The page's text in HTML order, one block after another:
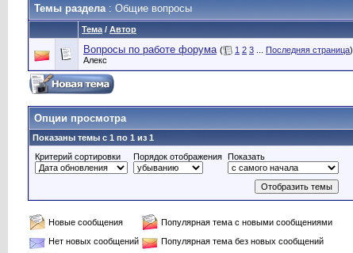
Темы раздела: Общие вопросы
Тема / Автор
Вопросы по работе форума ( 1 2 3 Последняя страница)
Алекс
Опции просмотра
Показаны темы с 1 по 1 из 1
Критерий сортировки
Порядок отображения Показать
Новые сообщения
Популярная тема с новыми сообщениями
Нет новых сообщений
Популярная тема без новых сообщений